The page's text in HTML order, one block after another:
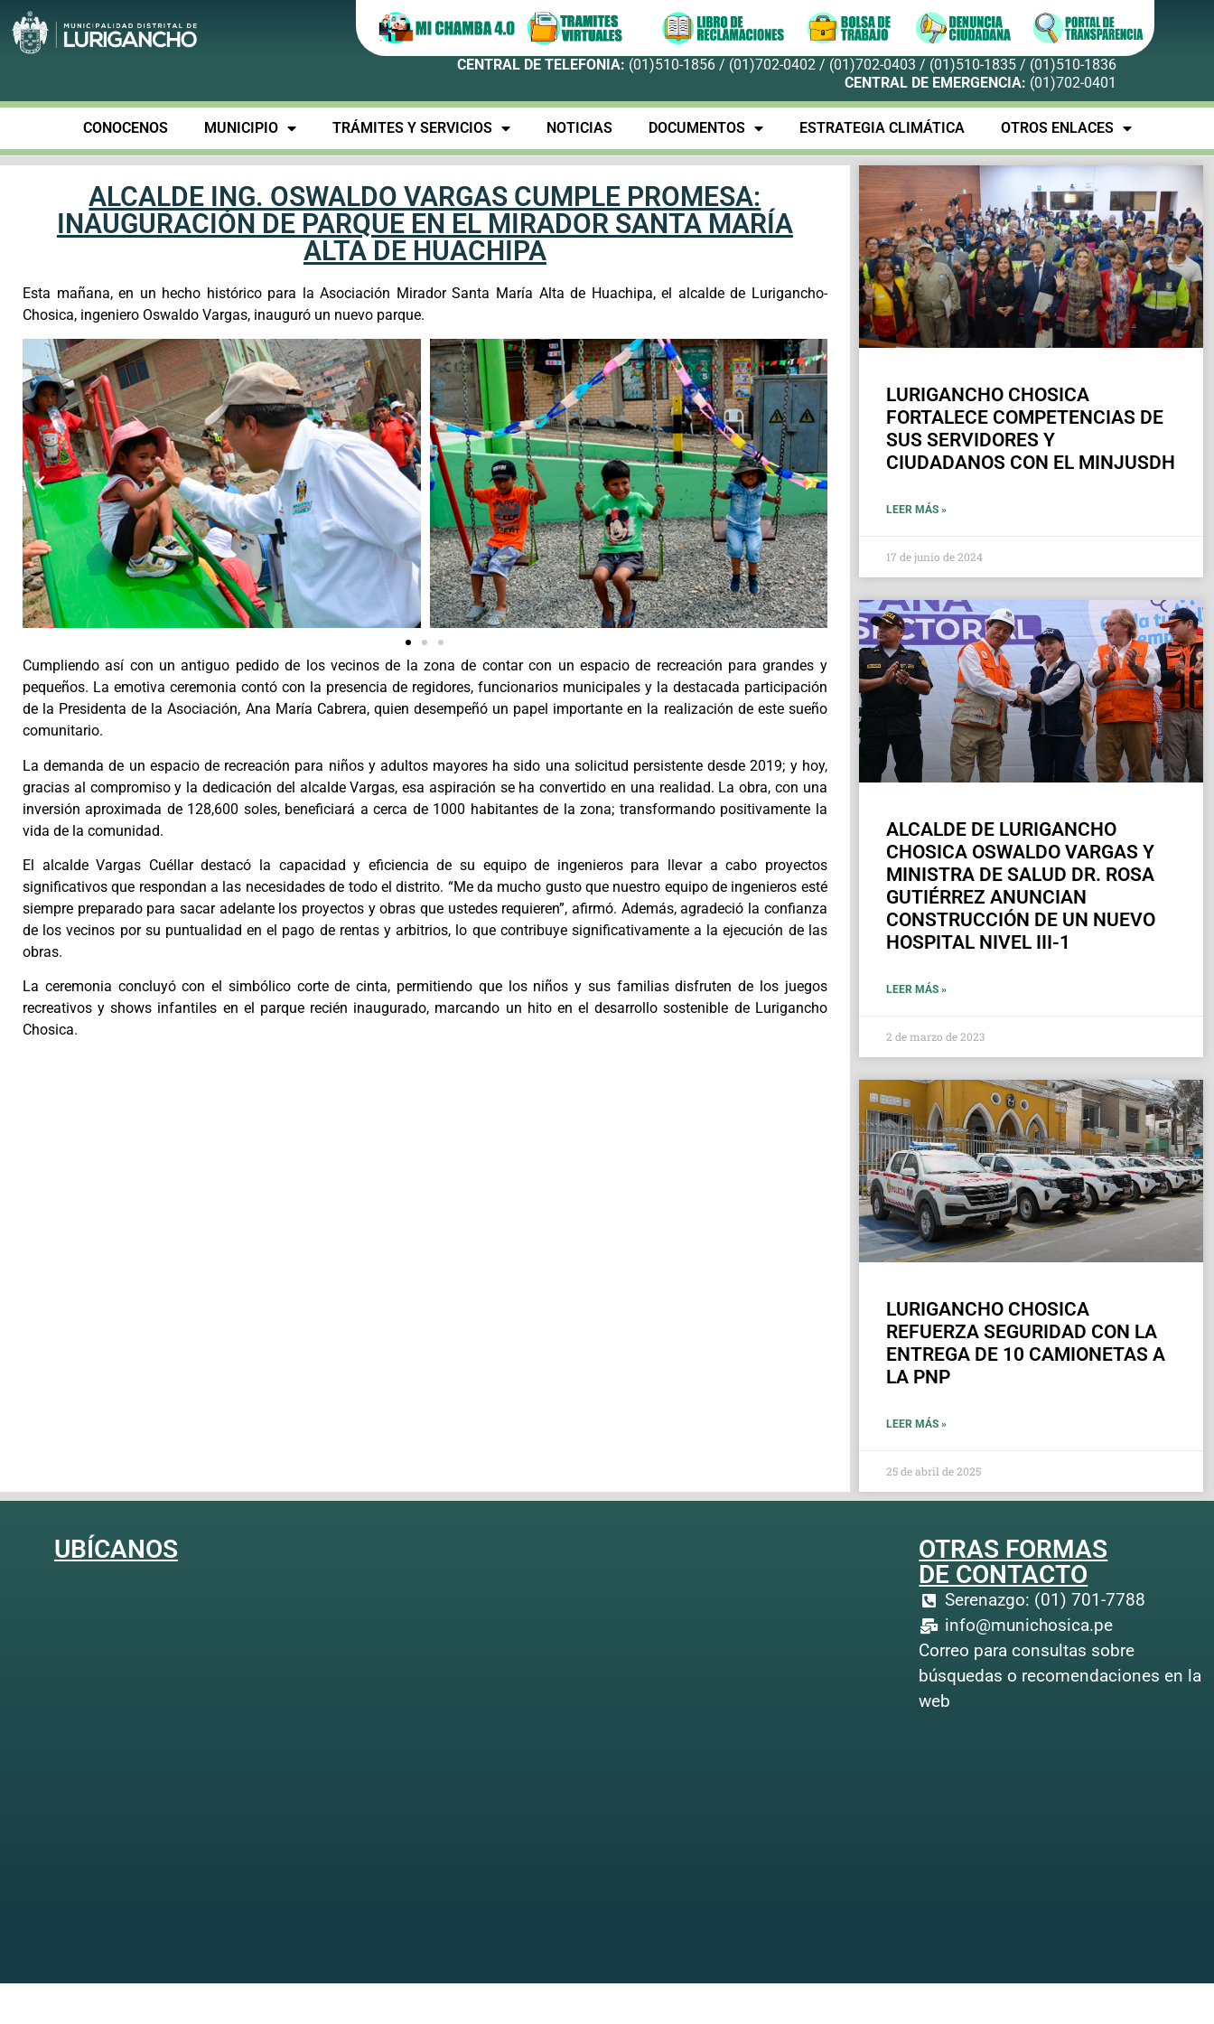
CENTRAL DE TELEFONIA: (01)510-1856 / (01)702-0402 / (01)702-0403 / (01)510-1835 / (01)510-1836
CENTRAL DE EMERGENCIA: (01)702-0401
CONOCENOS MUNICIPIO TRÁMITES Y SERVICIOS NOTICIAS DOCUMENTOS ESTRATEGIA CLIMÁTICA OTROS ENLACES
ALCALDE ING. OSWALDO VARGAS CUMPLE PROMESA:
INAUGURACIÓN DE PARQUE EN EL MIRADOR SANTA MARÍA
ALTA DE HUACHIPA
Esta mañana, en un hecho histórico para la Asociación Mirador Santa María Alta de Huachipa, el alcalde de Lurigancho-
Chosica, ingeniero Oswaldo Vargas, inauguró un nuevo parque.
Cumpliendo así con un antiguo pedido de los vecinos de la zona de contar con un espacio de recreación para grandes y
pequeños. La emotiva ceremonia contó con la presencia de regidores, funcionarios municipales y la destacada participación
de la Presidenta de la Asociación, Ana María Cabrera, quien desempeñó un papel importante en la realización de este sueño
comunitario.
La demanda de un espacio de recreación para niños y adultos mayores ha sido una solicitud persistente desde 2019; y hoy,
gracias al compromiso y la dedicación del alcalde Vargas, esa aspiración se ha convertido en una realidad. La obra, con una
inversión aproximada de 128,600 soles, beneficiará a cerca de 1000 habitantes de la zona; transformando positivamente la
vida de la comunidad.
El alcalde Vargas Cuéllar destacó la capacidad y eficiencia de su equipo de ingenieros para llevar a cabo proyectos
significativos que respondan a las necesidades de todo el distrito. “Me da mucho gusto que nuestro equipo de ingenieros esté
siempre preparado para sacar adelante los proyectos y obras que ustedes requieren”, afirmó. Además, agradeció la confianza
de los vecinos por su puntualidad en el pago de rentas y arbitrios, lo que contribuye significativamente a la ejecución de las
obras.
La ceremonia concluyó con el simbólico corte de cinta, permitiendo que los niños y sus familias disfruten de los juegos
recreativos y shows infantiles en el parque recién inaugurado, marcando un hito en el desarrollo sostenible de Lurigancho
Chosica.
LURIGANCHO CHOSICA
FORTALECE COMPETENCIAS DE
SUS SERVIDORES Y
CIUDADANOS CON EL MINJUSDH
LEER MÁS »
17 de junio de 2024
ALCALDE DE LURIGANCHO
CHOSICA OSWALDO VARGAS Y
MINISTRA DE SALUD DR. ROSA
GUTIÉRREZ ANUNCIAN
CONSTRUCCIÓN DE UN NUEVO
HOSPITAL NIVEL III-1
LEER MÁS »
2 de marzo de 2023
LURIGANCHO CHOSICA
REFUERZA SEGURIDAD CON LA
ENTREGA DE 10 CAMIONETAS A
LA PNP
LEER MÁS »
25 de abril de 2025
UBÍCANOS
OTRAS FORMAS
DE CONTACTO
Serenazgo: (01) 701-7788
info@munichosica.pe
Correo para consultas sobre
búsquedas o recomendaciones en la
web